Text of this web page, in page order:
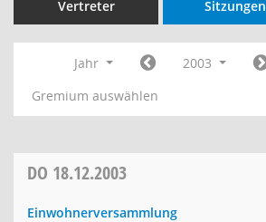
Vertreter Sitzungen
Jahr
2003
Gremium auswählen
DO 18.12.2003
Einwohnerversammlung